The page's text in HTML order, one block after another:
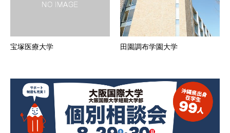
宝塚医療大学 田園調布学園大学